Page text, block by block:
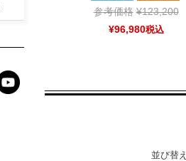
参考価格 ¥123,200
¥96,980税込
並び替え